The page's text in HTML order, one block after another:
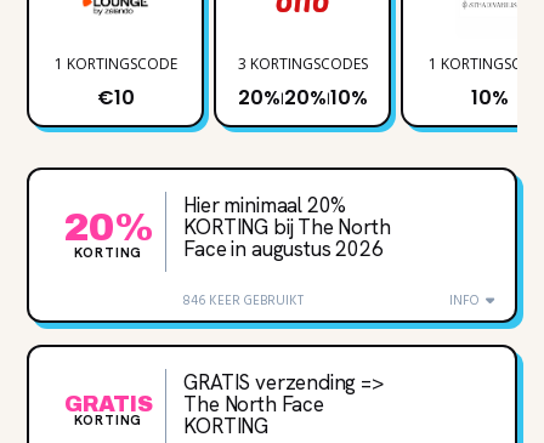
1 KORTINGSCODE
€10
3 KORTINGSCODES
20%|20%|10%
1
10%
20%
KORTING
Hier minimaal 20%
KORTING bij The North
Face in augustus 2026
846 KEER GEBRUIKT INFO
GRATIS
KORTING
GRATIS verzending =>
The North Face
KORTING